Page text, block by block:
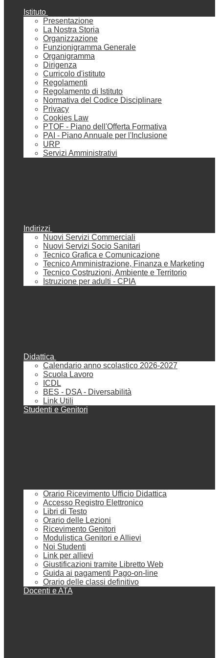
Istituto
Presentazione
La Nostra Storia
Organizzazione
Funzionigramma Generale
Organigramma
Dirigenza
Curricolo d'istituto
Regolamenti
Regolamento di Istituto
Normativa del Codice Disciplinare
Privacy
Cookies Law
PTOF - Piano dell'Offerta Formativa
PAI - Piano Annuale per l'Inclusione
URP
Servizi Amministrativi
Indirizzi
Nuovi Servizi Commerciali
Nuovi Servizi Socio Sanitari
Tecnico Grafica e Comunicazione
Tecnico Amministrazione, Finanza e Marketing
Tecnico Costruzioni, Ambiente e Territorio
Istruzione per adulti - CPIA
Didattica
Calendario anno scolastico 2026-2027
Scuola Lavoro
ICDL
BES - DSA - Diversabilità
Link Utili
Studenti e Genitori
Orario Ricevimento Ufficio Didattica
Accesso Registro Elettronico
Libri di Testo
Orario delle Lezioni
Ricevimento Genitori
Modulistica Genitori e Allievi
Noi Studenti
Link per allievi
Giustificazioni tramite Libretto Web
Guida ai pagamenti Pago-on-line
Orario delle classi definitivo
Docenti e ATA